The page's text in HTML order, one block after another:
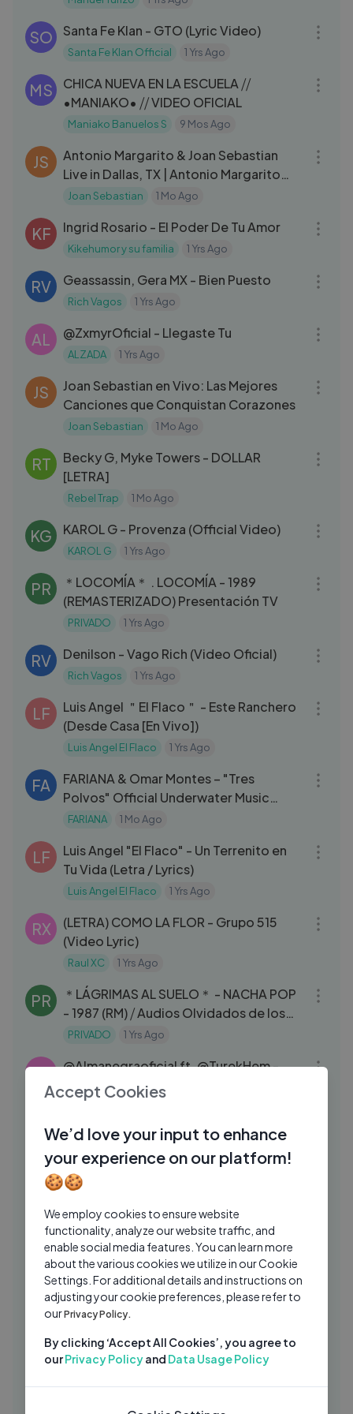
SO Santa Fe Klan - GTO (Lyric Video)
Santa Fe Klan Official 1 Yrs Ago
MS
CHICA NUEVA EN LA ESCUELA ⧸⧸
•MANIAKO• ⧸⧸ VIDEO OFICIAL
Maniako Banuelos S 9 Mos Ago
JS
Antonio Margarito & Joan Sebastian
Live in Dallas, TX | Antonio Margarito
con Joan Sebastian en Dallas
Joan Sebastian 1 Mo Ago
KF Ingrid Rosario - El Poder De Tu Amor
Kikehumor y su familia 1 Yrs Ago
RV Geassassin, Gera MX - Bien Puesto
Rich Vagos 1 Yrs Ago
AL ‪@ZxmyrOficial‬ - Llegaste Tu
ALZADA 1 Yrs Ago
JS
Joan Sebastian en Vivo: Las Mejores
Canciones que Conquistan Corazones
Joan Sebastian 1 Mo Ago
RT
Becky G, Myke Towers - DOLLAR
[LETRA]
Rebel Trap 1 Mo Ago
KG KAROL G - Provenza (Official Video)
KAROL G 1 Yrs Ago
PR
＊LOCOMÍA＊ . LOCOMÍA - 1989
(REMASTERIZADO) Presentación TV
PRIVADO 1 Yrs Ago
RV Denilson - Vago Rich (Video Oficial)
Rich Vagos 1 Yrs Ago
LF
Luis Angel ＂El Flaco＂ - Este Ranchero
(Desde Casa [En Vivo])
Luis Angel El Flaco 1 Yrs Ago
FA
FARIANA & Omar Montes – "Tres
Polvos" Official Underwater Music
Video
FARIANA 1 Mo Ago
LF
Luis Angel "El Flaco" - Un Terrenito en
Tu Vida (Letra / Lyrics)
Luis Angel El Flaco 1 Yrs Ago
RX
(LETRA) COMO LA FLOR - Grupo 515
(Video Lyric)
Raul XC 1 Yrs Ago
PR
＊LÁGRIMAS AL SUELO＊ - NACHA POP
- 1987 (RM) ⧸ Audios Olvidados de los
80s...
PRIVADO 1 Yrs Ago
AL
‪@Almanegraoficial‬ ft. ‪@TurekHem‬ -
Reglas del Juego 🇨🇴🇲🇽
UB
Elvis Crespo & Jerry Rivera – "Nuestra
Canción" Official Lyric Video
Ultimo Bailongo
BS
Martin Castillo - Y Me Ven ( Video Oficial
) ( 2020 ) ＂Exclusivo＂
Beto Sierra 1 Yrs Ago
AL
‪@Almanegraoficial‬ ft. ‪@TurekHem‬ -
Reglas del Juego 🇨🇴🇲🇽
ALZADA 10 Mos Ago
AL Andrew DDC - Busco Mi Paz
Accept Cookies
We’d love your input to enhance
your experience on our platform!
🍪🍪
We employ cookies to ensure website
functionality, analyze our website traffic, and
enable social media features. You can learn more
about the various cookies we utilize in our Cookie
Settings. For additional details and instructions on
adjusting your cookie preferences, please refer to
ourPrivacy Policy.
By clicking ‘Accept All Cookies’, you agree to
ourPrivacy Policyand Data Usage Policy